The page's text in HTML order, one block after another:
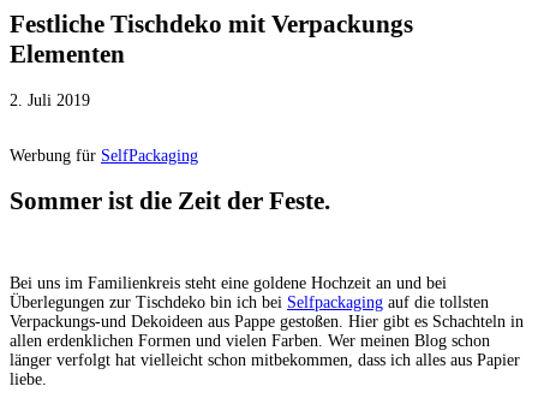
Festliche Tischdeko mit Verpackungs
Elementen
2. Juli 2019
Werbung für SelfPackaging
Sommer ist die Zeit der Feste.
Bei uns im Familienkreis steht eine goldene Hochzeit an und bei
Überlegungen zur Tischdeko bin ich bei Selfpackaging auf die tollsten
Verpackungs-und Dekoideen aus Pappe gestoßen. Hier gibt es Schachteln in
allen erdenklichen Formen und vielen Farben. Wer meinen Blog schon
länger verfolgt hat vielleicht schon mitbekommen, dass ich alles aus Papier
liebe.